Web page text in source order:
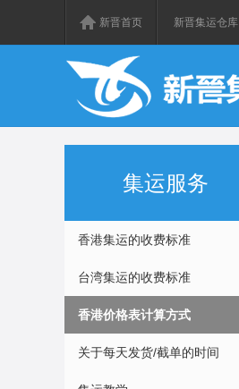
新晋首页 新晋集运仓库
集运服务
香港集运的收费标准
台湾集运的收费标准
香港价格表计算方式
关于每天发货/截单的时间